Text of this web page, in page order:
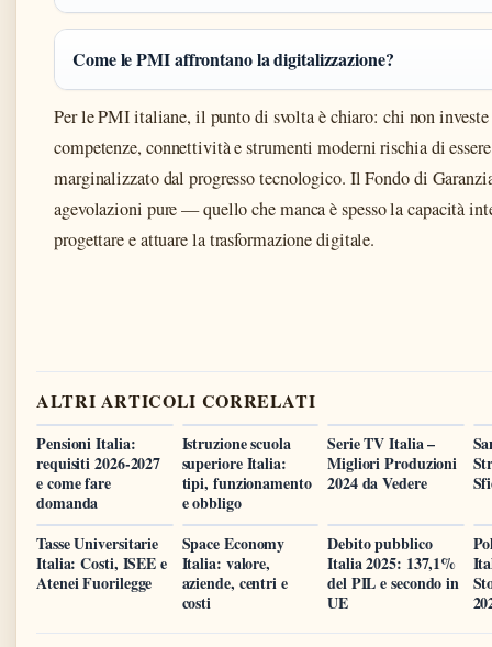
Come le PMI affrontano la digitalizzazione?
Per le PMI italiane, il punto di svolta è chiaro: chi non
competenze, connettività e strumenti moderni rischia di essere
marginalizzato dal progresso tecnologico. Il Fondo di
agevolazioni pure — quello che manca è spesso la capacità
progettare e attuare la trasformazione digitale.
ALTRI ARTICOLI CORRELATI
Pensioni Italia:
requisiti 2026-2027
e come fare
domanda
Istruzione scuola
superiore Italia:
tipi, funzionamento
e obbligo
Serie TV Italia –
Migliori Produzioni
2024 da Vedere
Tasse Universitarie
Italia: Costi, ISEE e
Atenei Fuorilegge
Space Economy
Italia: valore,
aziende, centri e
costi
Debito pubblico
Italia 2025: 137,1%
del PIL e secondo in
UE